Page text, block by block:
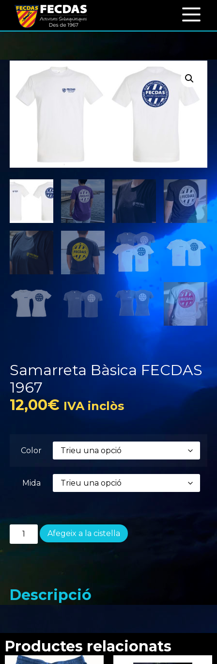
Samarreta Bàsica FECDAS
1967
12,00€ IVA inclòs
Color
Mida
Afegeix a la cistella
Descripció
Productes relacionats